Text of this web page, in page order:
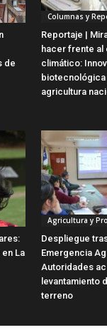
de
Columnas y
Reportaje |
hacer frente al
climático:
agricultura
La
Agricultura y
Despliegue
Emergencia
Autoridades
levantamiento
terreno